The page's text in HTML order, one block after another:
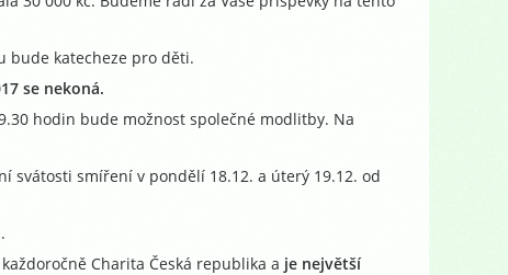
bude katecheze pro děti.
se nekoná.
hodin bude možnost společné modlitby. Na
svátosti smíření v pondělí 18.12. a úterý 19.12. od
Charita Česká republika a je největší